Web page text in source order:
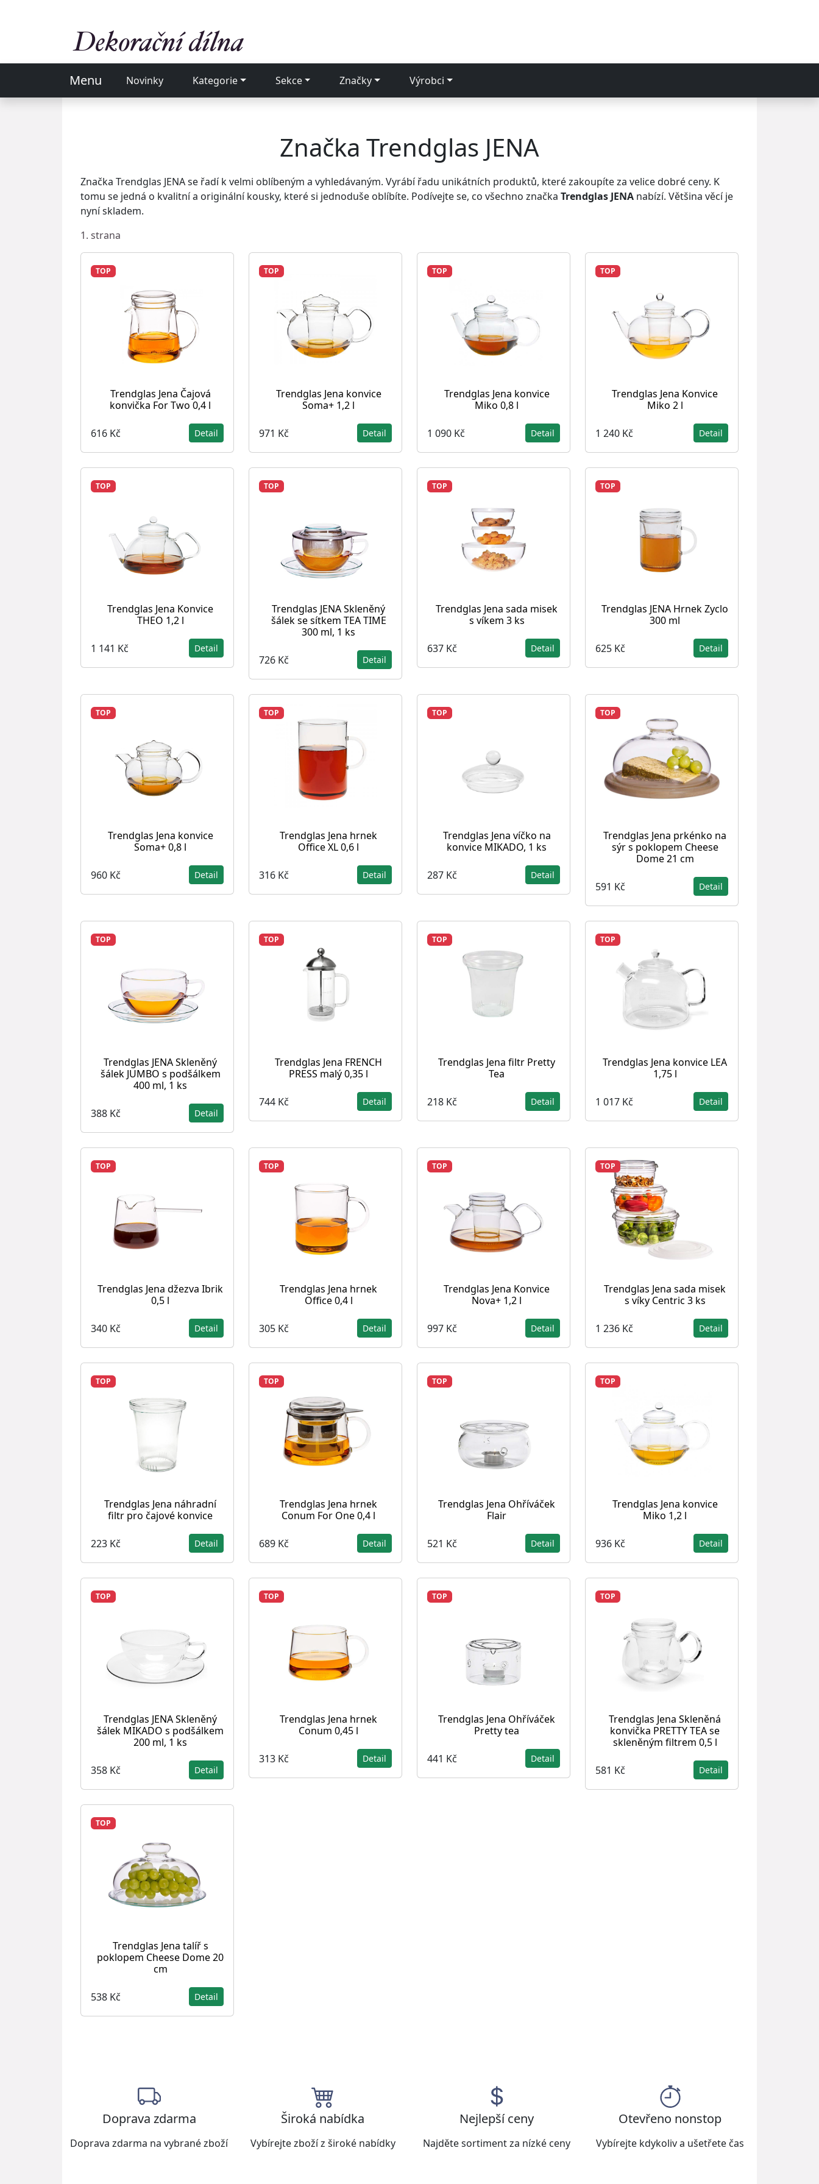
Menu Novinky Kategorie Sekce Značky Výrobci
Značka Trendglas JENA
Značka Trendglas JENA se řadí k velmi oblíbeným a vyhledávaným. Vyrábí řadu unikátních produktů, které zakoupíte za velice dobré ceny. K
tomu se jedná o kvalitní a originální kousky, které si jednoduše oblíbíte. Podívejte se, co všechno značka Trendglas JENA nabízí. Většina věcí je
nyní skladem.
1. strana
TOP
Trendglas Jena Čajová
konvička For Two 0,4 l
616 Kč Detail
TOP
Trendglas Jena konvice
Soma+ 1,2 l
971 Kč Detail
TOP
Trendglas Jena konvice
Miko 0,8 l
1 090 Kč Detail
TOP
Trendglas Jena Konvice
Miko 2 l
1 240 Kč Detail
TOP
Trendglas Jena Konvice
THEO 1,2 l
1 141 Kč Detail
TOP
Trendglas JENA Skleněný
šálek se sítkem TEA TIME
300 ml, 1 ks
726 Kč Detail
TOP
Trendglas Jena sada misek
s víkem 3 ks
637 Kč Detail
TOP
Trendglas JENA Hrnek Zyclo
300 ml
625 Kč Detail
TOP
Trendglas Jena konvice
Soma+ 0,8 l
960 Kč Detail
TOP
Trendglas Jena hrnek
Office XL 0,6 l
316 Kč Detail
TOP
Trendglas Jena víčko na
konvice MIKADO, 1 ks
287 Kč Detail
TOP
Trendglas Jena prkénko na
sýr s poklopem Cheese
Dome 21 cm
591 Kč Detail
TOP
Trendglas JENA Skleněný
šálek JUMBO s podšálkem
400 ml, 1 ks
388 Kč Detail
TOP
Trendglas Jena FRENCH
PRESS malý 0,35 l
744 Kč Detail
TOP
Trendglas Jena filtr Pretty
Tea
218 Kč Detail
TOP
Trendglas Jena konvice LEA
1,75 l
1 017 Kč Detail
TOP
Trendglas Jena džezva Ibrik
0,5 l
340 Kč Detail
TOP
Trendglas Jena hrnek
Office 0,4 l
305 Kč Detail
TOP
Trendglas Jena Konvice
Nova+ 1,2 l
997 Kč Detail
TOP
Trendglas Jena sada misek
s víky Centric 3 ks
1 236 Kč Detail
TOP
Trendglas Jena náhradní
filtr pro čajové konvice
223 Kč Detail
TOP
Trendglas Jena hrnek
Conum For One 0,4 l
689 Kč Detail
TOP
Trendglas Jena Ohříváček
Flair
521 Kč Detail
TOP
Trendglas Jena konvice
Miko 1,2 l
936 Kč Detail
TOP
Trendglas JENA Skleněný
šálek MIKADO s podšálkem
200 ml, 1 ks
358 Kč Detail
TOP
Trendglas Jena hrnek
Conum 0,45 l
313 Kč Detail
TOP
Trendglas Jena Ohříváček
Pretty tea
441 Kč Detail
TOP
Trendglas Jena Skleněná
konvička PRETTY TEA se
skleněným filtrem 0,5 l
581 Kč Detail
TOP
Trendglas Jena talíř s
poklopem Cheese Dome 20
cm
538 Kč Detail
Doprava zdarma
Doprava zdarma na vybrané zboží
Široká nabídka
Vybírejte zboží z široké nabídky
Nejlepší ceny
Najděte sortiment za nízké ceny
Otevřeno nonstop
Vybírejte kdykoliv a ušetřete čas